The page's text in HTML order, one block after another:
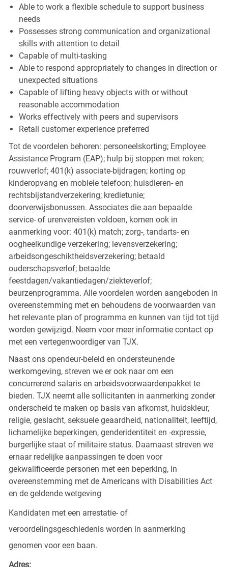
Able to work a flexible schedule to support business
needs
Possesses strong communication and organizational
skills with attention to detail
Capable of multi-tasking
Able to respond appropriately to changes in direction or
unexpected situations
Capable of lifting heavy objects with or without
reasonable accommodation
Works effectively with peers and supervisors
Retail customer experience preferred
Tot de voordelen behoren: personeelskorting; Employee
Assistance Program (EAP); hulp bij stoppen met roken;
rouwverlof; 401(k) associate-bijdragen; korting op
kinderopvang en mobiele telefoon; huisdieren- en
rechtsbijstandverzekering; kredietunie;
doorverwijsbonussen. Associates die aan bepaalde
service- of urenvereisten voldoen, komen ook in
aanmerking voor: 401(k) match; zorg-, tandarts- en
oogheelkundige verzekering; levensverzekering;
arbeidsongeschiktheidsverzekering; betaald
ouderschapsverlof; betaalde
feestdagen/vakantiedagen/ziekteverlof;
beurzenprogramma. Alle voordelen worden aangeboden in
overeenstemming met en behoudens de voorwaarden van
het relevante plan of programma en kunnen van tijd tot tijd
worden gewijzigd. Neem voor meer informatie contact op
met een vertegenwoordiger van TJX.
Naast ons opendeur-beleid en ondersteunende
werkomgeving, streven we er ook naar om een
concurrerend salaris en arbeidsvoorwaardenpakket te
bieden. TJX neemt alle sollicitanten in aanmerking zonder
onderscheid te maken op basis van afkomst, huidskleur,
religie, geslacht, seksuele geaardheid, nationaliteit, leeftijd,
lichamelijke beperkingen, genderidentiteit en -expressie,
burgerlijke staat of militaire status. Daarnaast streven we
ernaar redelijke aanpassingen te doen voor
gekwalificeerde personen met een beperking, in
overeenstemming met de Americans with Disabilities Act
en de geldende wetgeving
Kandidaten met een arrestatie- of
veroordelingsgeschiedenis worden in aanmerking
genomen voor een baan.
Adres: